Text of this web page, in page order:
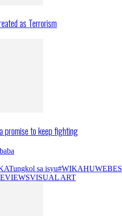
as Terrorism
promise to keep fighting
Tungkol sa isyu#WIKAHUWEBES
VISUAL ART